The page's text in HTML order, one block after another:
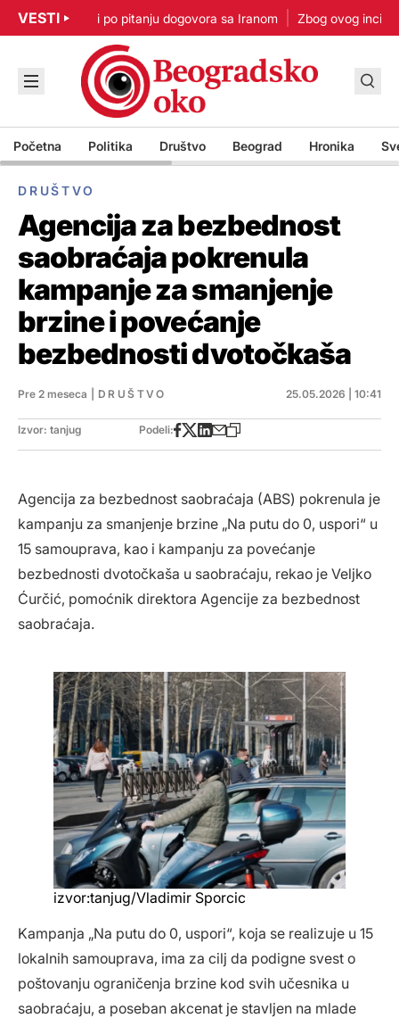
VESTI
Nisam u žurbi po pitanju dogovora sa Iranom Zbog ovog
Početna Politika Društvo Beograd Hronika
DRUŠTVO
Agencija za bezbednost
saobraćaja pokrenula
kampanje za smanjenje
brzine i povećanje
bezbednosti dvotočkaša
Pre 2 meseca DRUŠTVO 25.05.2026 | 10:41
Izvor: tanjug Podeli:
Agencija za bezbednost saobraćaja (ABS) pokrenula je
kampanju za smanjenje brzine „Na putu do 0, uspori“ u
15 samouprava, kao i kampanju za povećanje
bezbednosti dvotočkaša u saobraćaju, rekao je Veljko
Ćurčić, pomoćnik direktora Agencije za bezbednost
saobraćaja.
izvor:tanjug/Vladimir Sporcic
Kampanja „Na putu do 0, uspori“, koja se realizuje u 15
lokalnih samouprava, ima za cilj da podigne svest o
poštovanju ograničenja brzine kod svih učesnika u
saobraćaju, a poseban akcenat je stavljen na mlade